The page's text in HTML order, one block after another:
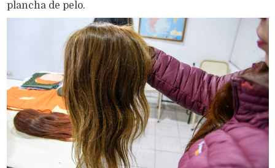
plancha de pelo.